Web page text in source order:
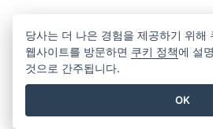
당사는 더 나은 경험을 제공하기 위해
웹사이트를 방문하면 쿠키 정책에 설
것으로 간주됩니다.
OK